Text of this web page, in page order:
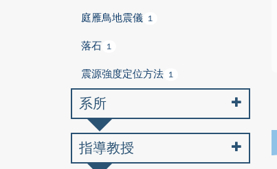
庭雁鳥地震儀 1
落石 1
震源強度定位方法 1
系所
指導教授